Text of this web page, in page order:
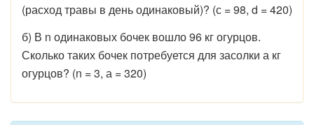
(расход травы в день одинаковый)? (с = 98, d = 420)
б) В n одинаковых бочек вошло 96 кг огурцов.
Сколько таких бочек потребуется для засолки а кг
огурцов? (n = 3, а = 320)